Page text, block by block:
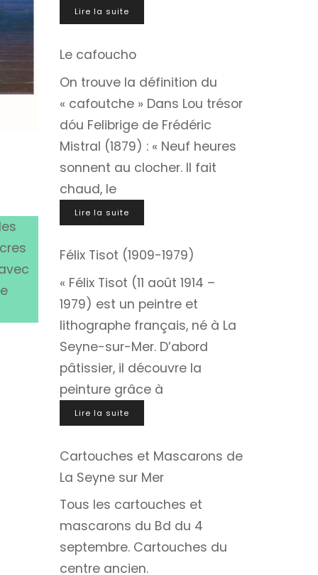
Lire la suite
Le cafoucho
On trouve la définition du
« cafoutche » Dans Lou trésor
dóu Felibrige de Frédéric
Mistral (1879) : « Neuf heures
sonnent au clocher. Il fait
chaud, le
Lire la suite
Félix Tisot (1909-1979)
« Félix Tisot (11 août 1914 –
1979) est un peintre et
lithographe français, né à La
Seyne-sur-Mer. D’abord
pâtissier, il découvre la
peinture grâce à
Lire la suite
Cartouches et Mascarons de
La Seyne sur Mer
Tous les cartouches et
mascarons du Bd du 4
septembre. Cartouches du
centre ancien.